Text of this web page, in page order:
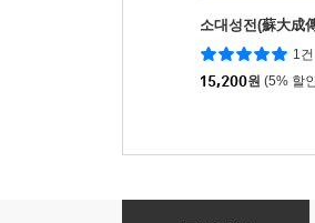
소대성전(蘇大成
1건
15,200원 (5% 할